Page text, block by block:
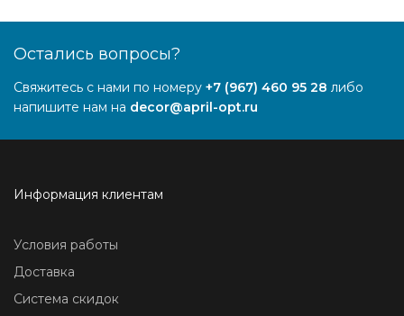
Остались вопросы?
Свяжитесь с нами по номеру +7 (967) 460 95 28 либо
напишите нам на decor@april-opt.ru
Информация клиентам
Условия работы
Доставка
Система скидок